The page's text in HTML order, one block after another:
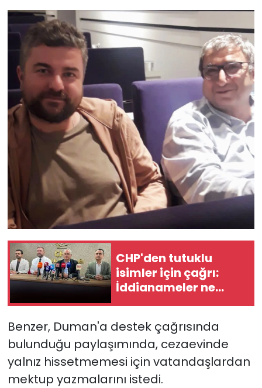
CHP'den tutuklu
isimler için çağrı:
İddianameler ne
zaman
Benzer, Duman'a destek çağrısında
bulunduğu paylaşımında, cezaevinde
yalnız hissetmemesi için vatandaşlardan
mektup yazmalarını istedi.